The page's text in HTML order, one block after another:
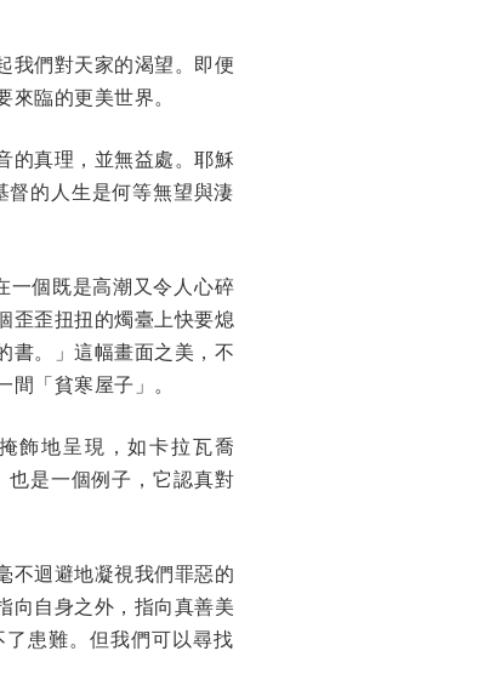
我們對天家的渴望。即便
臨的更美世界。
的真理，並無益處。耶穌
的人生是何等無望與淒
一個既是高潮又令人心碎
歪歪扭扭的燭臺上快要熄
書。」這幅畫面之美，不
「貧寒屋子」。
飾地呈現，如卡拉瓦喬
也是一個例子，它認真對
不迴避地凝視我們罪惡的
向自身之外，指向真善美
患難。但我們可以尋找